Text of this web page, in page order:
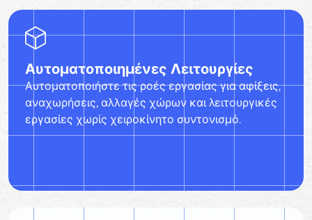
Αυτοματοποιημένες Λειτουργίες
Αυτοματοποιήστε τις ροές εργασίας για αφίξεις,
αναχωρήσεις, αλλαγές χώρων και λειτουργικές
εργασίες χωρίς χειροκίνητο συντονισμό.